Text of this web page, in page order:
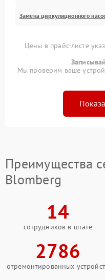
Замена циркуляционного
Цены в прайс-листе
Мы проверим ваше
Преимущества
Blomberg
14
сотрудников в штате
2786
отремонтированных